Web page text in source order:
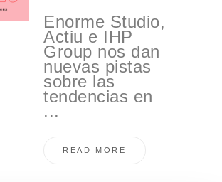
Enorme Studio,
Actiu e IHP
Group nos dan
nuevas pistas
sobre las
tendencias en
...
READ MORE